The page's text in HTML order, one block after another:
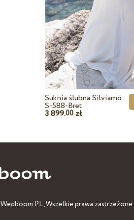
Suknia ślubna Silviamo
S-588-Bret
3 899.00 zł
Wedboom.PL, Wszelkie prawa zastrzeżone.